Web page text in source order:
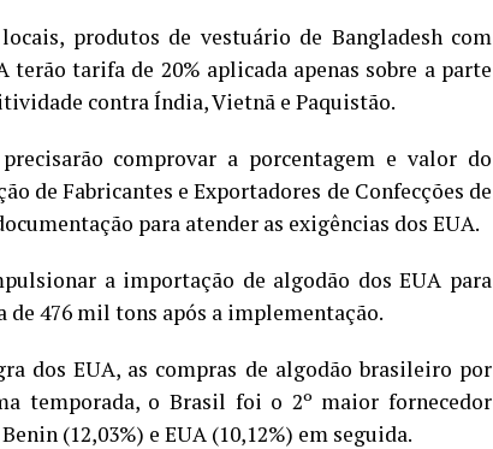
produtos de vestuário de Bangladesh com
terão tarifa de 20% aplicada apenas sobre a parte
contra Índia, Vietnã e Paquistão.
comprovar a porcentagem e valor do
de Fabricantes e Exportadores de Confecções de
para atender as exigências dos EUA.
a importação de algodão dos EUA para
de 476 mil tons após a implementação.
dos EUA, as compras de algodão brasileiro por
temporada, o Brasil foi o 2º maior fornecedor
(12,03%) e EUA (10,12%) em seguida.